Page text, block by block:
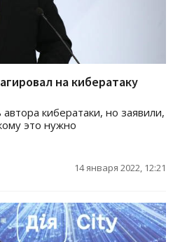
на кибератаку
кибератаки, но заявили,
это нужно
14 января 2022, 12:21